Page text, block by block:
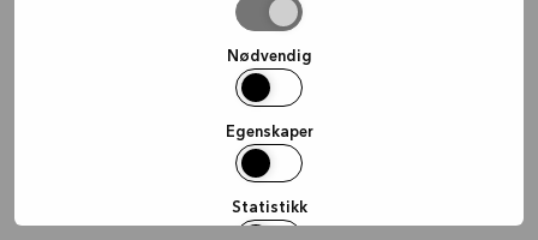
Nødvendig
Egenskaper
Statistikk